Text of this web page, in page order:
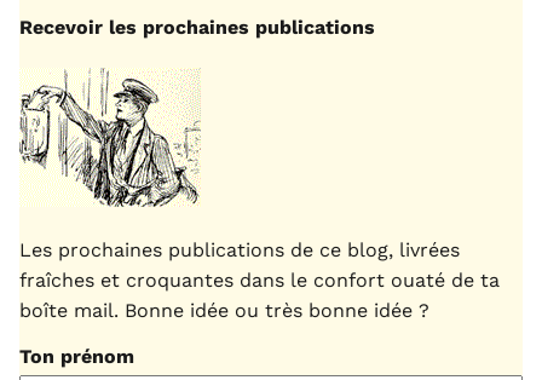
Recevoir les prochaines publications
Les prochaines publications de ce blog, livrées
fraîches et croquantes dans le confort ouaté de ta
boîte mail. Bonne idée ou très bonne idée ?
Ton prénom